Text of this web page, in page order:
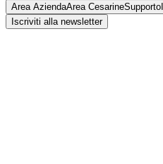
Area AziendaArea CesarineSupporto
Iscriviti alla newsletter